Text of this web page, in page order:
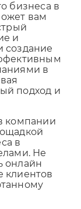
вам
и
в
подход и
в
Не
онлайн